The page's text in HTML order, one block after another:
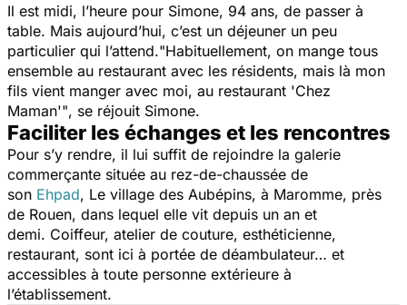
Il est midi, l’heure pour Simone, 94 ans, de passer à
table. Mais aujourd’hui, c’est un déjeuner un peu
particulier qui l’attend."Habituellement, on mange tous
ensemble au restaurant avec les résidents, mais là mon
fils vient manger avec moi, au restaurant 'Chez
Maman'", se réjouit Simone.
Faciliter les échanges et les rencontres
Pour s’y rendre, il lui suffit de rejoindre la galerie
commerçante située au rez-de-chaussée de
son Ehpad, Le village des Aubépins, à Maromme, près
de Rouen, dans lequel elle vit depuis un an et
demi. Coiffeur, atelier de couture, esthéticienne,
restaurant, sont ici à portée de déambulateur… et
accessibles à toute personne extérieure à
l’établissement.